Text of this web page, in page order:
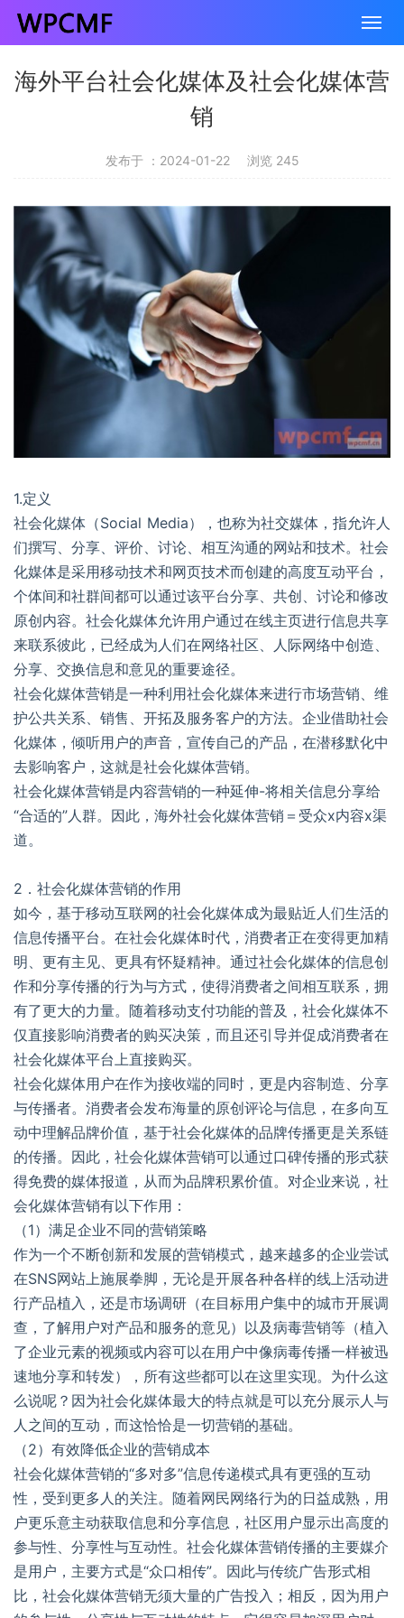
海外平台社会化媒体及社会化媒体营
销
发布于 ：2024-01-22 浏览 245
1.定义
社会化媒体（Social Media），也称为社交媒体，指允许人
们撰写、分享、评价、讨论、相互沟通的网站和技术。社会
化媒体是采用移动技术和网页技术而创建的高度互动平台，
个体间和社群间都可以通过该平台分享、共创、讨论和修改
原创内容。社会化媒体允许用户通过在线主页进行信息共享
来联系彼此，已经成为人们在网络社区、人际网络中创造、
分享、交换信息和意见的重要途径。
社会化媒体营销是一种利用社会化媒体来进行市场营销、维
护公共关系、销售、开拓及服务客户的方法。企业借助社会
化媒体，倾听用户的声音，宣传自己的产品，在潜移默化中
去影响客户，这就是社会化媒体营销。
社会化媒体营销是内容营销的一种延伸-将相关信息分享给
“合适的”人群。因此，海外社会化媒体营销＝受众x内容x渠
道。
2．社会化媒体营销的作用
如今，基于移动互联网的社会化媒体成为最贴近人们生活的
信息传播平台。在社会化媒体时代，消费者正在变得更加精
明、更有主见、更具有怀疑精神。通过社会化媒体的信息创
作和分享传播的行为与方式，使得消费者之间相互联系，拥
有了更大的力量。随着移动支付功能的普及，社会化媒体不
仅直接影响消费者的购买决策，而且还引导并促成消费者在
社会化媒体平台上直接购买。
社会化媒体用户在作为接收端的同时，更是内容制造、分享
与传播者。消费者会发布海量的原创评论与信息，在多向互
动中理解品牌价值，基于社会化媒体的品牌传播更是关系链
的传播。因此，社会化媒体营销可以通过口碑传播的形式获
得免费的媒体报道，从而为品牌积累价值。对企业来说，社
会化媒体营销有以下作用：
（1）满足企业不同的营销策略
作为一个不断创新和发展的营销模式，越来越多的企业尝试
在SNS网站上施展拳脚，无论是开展各种各样的线上活动进
行产品植入，还是市场调研（在目标用户集中的城市开展调
查，了解用户对产品和服务的意见）以及病毒营销等（植入
了企业元素的视频或内容可以在用户中像病毒传播一样被迅
速地分享和转发），所有这些都可以在这里实现。为什么这
么说呢？因为社会化媒体最大的特点就是可以充分展示人与
人之间的互动，而这恰恰是一切营销的基础。
（2）有效降低企业的营销成本
社会化媒体营销的“多对多”信息传递模式具有更强的互动
性，受到更多人的关注。随着网民网络行为的日益成熟，用
户更乐意主动获取信息和分享信息，社区用户显示出高度的
参与性、分享性与互动性。社会化媒体营销传播的主要媒介
是用户，主要方式是“众口相传”。因此与传统广告形式相
比，社会化媒体营销无须大量的广告投入；相反，因为用户